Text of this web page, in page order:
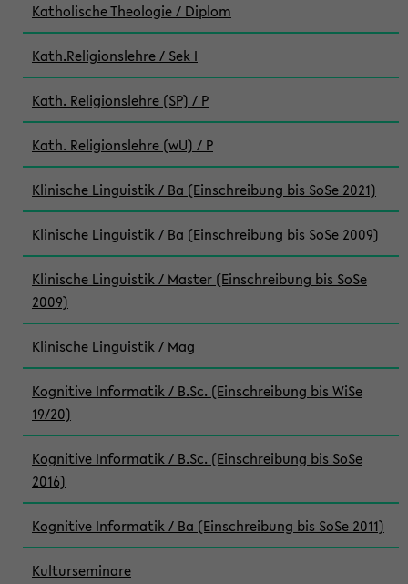
Katholische Theologie / Diplom
Kath.Religionslehre / Sek I
Kath. Religionslehre (SP) / P
Kath. Religionslehre (wU) / P
Klinische Linguistik / Ba (Einschreibung bis SoSe 2021)
Klinische Linguistik / Ba (Einschreibung bis SoSe 2009)
Klinische Linguistik / Master (Einschreibung bis SoSe
2009)
Klinische Linguistik / Mag
Kognitive Informatik / B.Sc. (Einschreibung bis WiSe
19/20)
Kognitive Informatik / B.Sc. (Einschreibung bis SoSe
2016)
Kognitive Informatik / Ba (Einschreibung bis SoSe 2011)
Kulturseminare